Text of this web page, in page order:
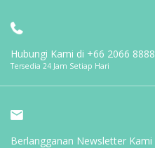
Hubungi Kami di +66 2066 8888
Tersedia 24 Jam Setiap Hari
Berlangganan Newsletter Kami